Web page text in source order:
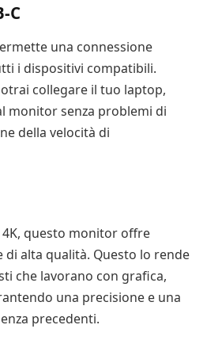
C
una connessione
i dispositivi compatibili.
collegare il tuo laptop,
monitor senza problemi di
della velocità di
4K, questo monitor offre
alta qualità. Questo lo rende
che lavorano con grafica,
una precisione e una
precedenti.